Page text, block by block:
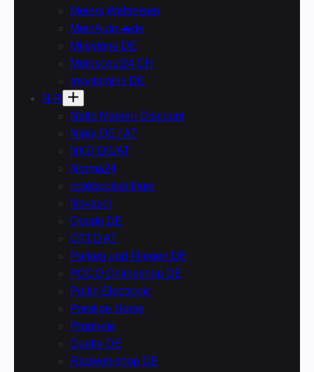
Meiers Weltreisen
MeinAuto 🚗de
Milestone DE
Motoscout24 CH
myvitamins DE
N-R
Netto Marken-Discount
Ninja DE / AT
NKD DE/AT
Norma24
notebooksbilliger
Novasol
Opodo DE
OTTO AT
Parken und Fliegen DE
POCO Onlineshop DE
Pollin Electronic
Prestige Home
Prophete
Quelle DE
Radwelt-shop DE